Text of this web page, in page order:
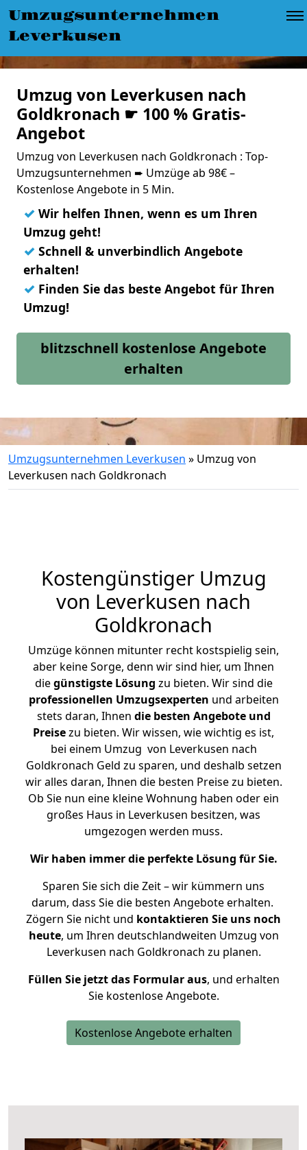
Umzugsunternehmen
Leverkusen
Umzug von Leverkusen nach
Goldkronach ☛ 100 % Gratis-
Angebot
Umzug von Leverkusen nach Goldkronach : Top-
Umzugsunternehmen ➨ Umzüge ab 98€ –
Kostenlose Angebote in 5 Min.
✓ Wir helfen Ihnen, wenn es um Ihren
Umzug geht!
✓ Schnell & unverbindlich Angebote
erhalten!
✓ Finden Sie das beste Angebot für Ihren
Umzug!
blitzschnell kostenlose Angebote
erhalten
Umzugsunternehmen Leverkusen » Umzug von
Leverkusen nach Goldkronach
Kostengünstiger Umzug
von Leverkusen nach
Goldkronach
Umzüge können mitunter recht kostspielig sein,
aber keine Sorge, denn wir sind hier, um Ihnen
diegünstigste Lösung zu bieten. Wir sind die
professionellen Umzugsexperten und arbeiten
stets daran, Ihnen die besten Angebote und
Preisezu bieten. Wir wissen, wie wichtig es ist,
bei einem Umzug von Leverkusen nach
Goldkronach Geld zu sparen, und deshalb setzen
wir alles daran, Ihnen die besten Preise zu bieten.
Ob Sie nun eine kleine Wohnung haben oder ein
großes Haus in Leverkusen besitzen, was
umgezogen werden muss.
Wir haben immer die perfekte Lösung für Sie.
Sparen Sie sich die Zeit – wir kümmern uns
darum, dass Sie die besten Angebote erhalten.
Zögern Sie nicht und kontaktieren Sie uns noch
heute, um Ihren deutschlandweiten Umzug von
Leverkusen nach Goldkronach zu planen.
Füllen Sie jetzt das Formular aus, und erhalten
Sie kostenlose Angebote.
Kostenlose Angebote erhalten